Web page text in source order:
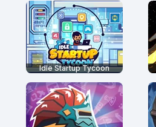
Idle Startup Tycoon